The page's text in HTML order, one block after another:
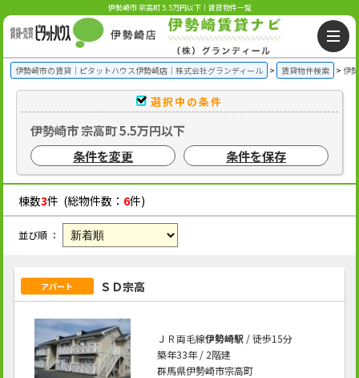
伊勢崎市 宗高町 5.5万円以下｜賃貸物件一覧
伊勢崎市の賃貸｜ピタットハウス伊勢崎店｜株式会社グランディール 賃貸物件検索 伊
選択中の条件
伊勢崎市 宗高町 5.5万円以下
条件を変更
条件を保存
棟数3件 (総物件数： 6件)
並び順 ：
アパート ＳＤ宗高
ＪＲ両毛線伊勢崎駅/ 徒歩15分
築年33年 / 2階建
群馬県伊勢崎市宗高町